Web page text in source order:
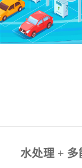
水处理 + 多